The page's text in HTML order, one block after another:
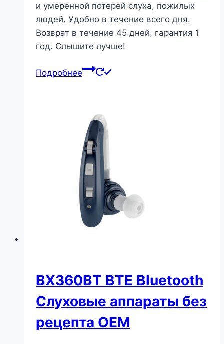
и умеренной потерей слуха, пожилых
людей. Удобно в течение всего дня.
Возврат в течение 45 дней, гарантия 1
год. Слышите лучше!
Подробнее
BX360BT BTE Bluetooth
Слуховые аппараты без
рецепта OEM